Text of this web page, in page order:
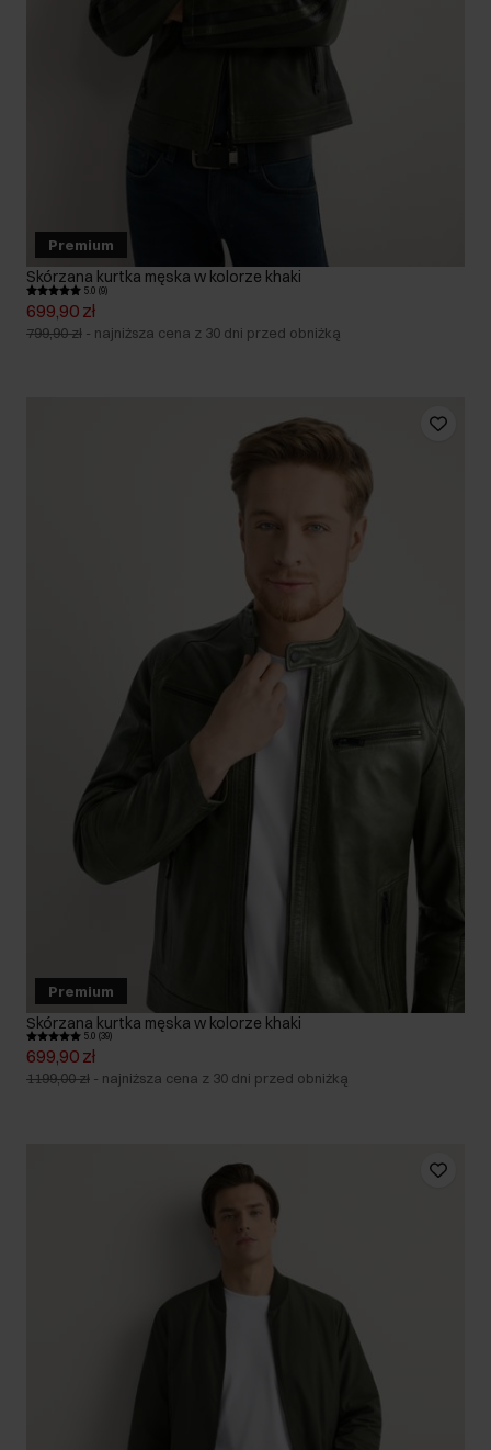
Premium
Skórzana kurtka męska w kolorze khaki
5.0 (9)
699,90 zł
799,90 zł - najniższa cena z 30 dni przed obniżką
Premium
Skórzana kurtka męska w kolorze khaki
5.0 (39)
699,90 zł
1199,00 zł - najniższa cena z 30 dni przed obniżką